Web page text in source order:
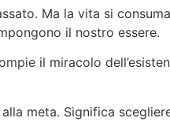
Ma la vita si
il nostro essere.
il miracolo
meta. Significa